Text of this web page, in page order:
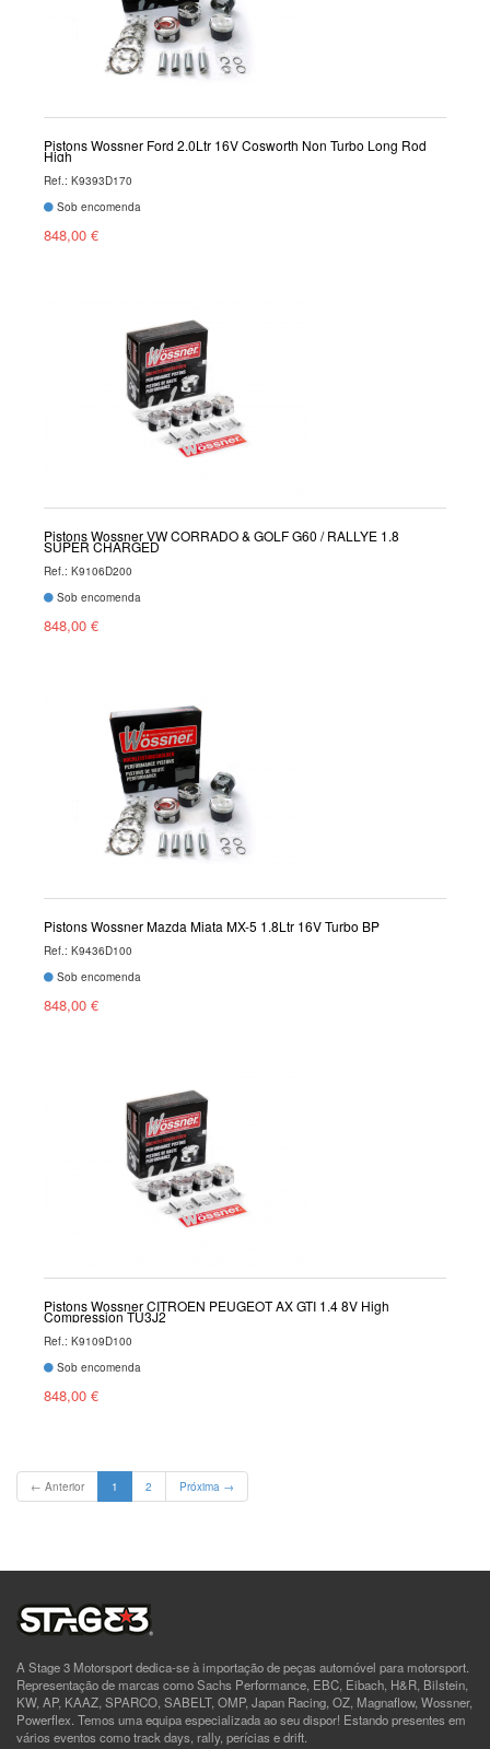
Pistons Wossner Ford 2.0Ltr 16V Cosworth Non Turbo Long Rod
High
Ref.: K9393D170
Sob encomenda
848,00 €
Pistons Wossner VW CORRADO & GOLF G60 / RALLYE 1.8
SUPER CHARGED
Ref.: K9106D200
Sob encomenda
848,00 €
Pistons Wossner Mazda Miata MX-5 1.8Ltr 16V Turbo BP
Ref.: K9436D100
Sob encomenda
848,00 €
Pistons Wossner CITROEN PEUGEOT AX GTI 1.4 8V High
Compression TU3J2
Ref.: K9109D100
Sob encomenda
848,00 €
← Anterior 1 (current)
2 Próxima →
A Stage 3 Motorsport dedica-se à importação de peças automóvel para motorsport.
Representação de marcas como Sachs Performance, EBC, Eibach, H&R, Bilstein,
KW, AP, KAAZ, SPARCO, SABELT, OMP, Japan Racing, OZ, Magnaflow, Wossner,
Powerflex. Temos uma equipa especializada ao seu dispor! Estando presentes em
vários eventos como track days, rally, perícias e drift.